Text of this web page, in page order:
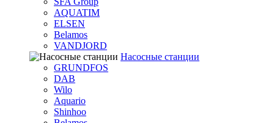
AQUATIM
ELSEN
Belamos
VANDJORD
Насосные станции
GRUNDFOS
DAB
Wilo
Aquario
Shinhoo